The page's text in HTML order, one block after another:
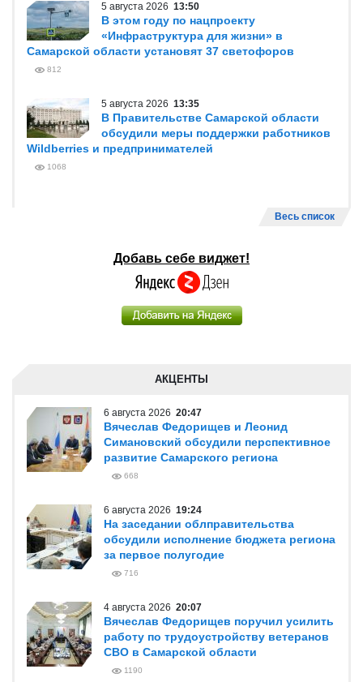
5 августа 2026 13:50
В этом году по нацпроекту
«Инфраструктура для жизни» в
Самарской области установят 37 светофоров
812
5 августа 2026 13:35
В Правительстве Самарской области
обсудили меры поддержки работников
Wildberries и предпринимателей
1068
Весь список
Добавь себе виджет!
АКЦЕНТЫ
6 августа 2026 20:47
Вячеслав Федорищев и Леонид
Симановский обсудили перспективное
развитие Самарского региона
668
6 августа 2026 19:24
На заседании облправительства
обсудили исполнение бюджета региона
за первое полугодие
716
4 августа 2026 20:07
Вячеслав Федорищев поручил усилить
работу по трудоустройству ветеранов
СВО в Самарской области
1190